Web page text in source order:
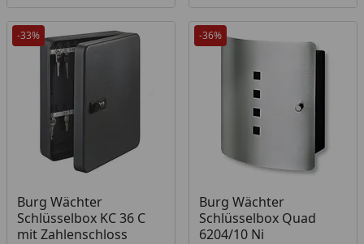
-33%
Burg Wächter
Schlüsselbox KC 36 C
mit Zahlenschloss
Produkt nicht lieferbar
-36%
Burg Wächter
Schlüsselbox Quad
6204/10 Ni
Produkt nicht lieferbar